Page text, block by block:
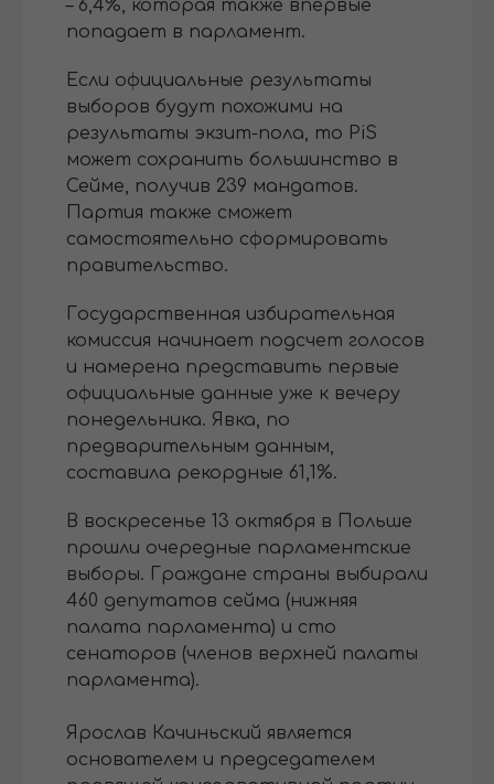
– 6,4%, которая также впервые
попадает в парламент.
Если официальные результаты
выборов будут похожими на
результаты экзит-пола, то PiS
может сохранить большинство в
Сейме, получив 239 мандатов.
Партия также сможет
самостоятельно сформировать
правительство.
Государственная избирательная
комиссия начинает подсчет голосов
и намерена представить первые
официальные данные уже к вечеру
понедельника. Явка, по
предварительным данным,
составила рекордные 61,1%.
В воскресенье 13 октября в Польше
прошли очередные парламентские
выборы. Граждане страны выбирали
460 депутатов сейма (нижняя
палата парламента) и сто
сенаторов (членов верхней палаты
парламента).
Ярослав Качиньский является
основателем и председателем